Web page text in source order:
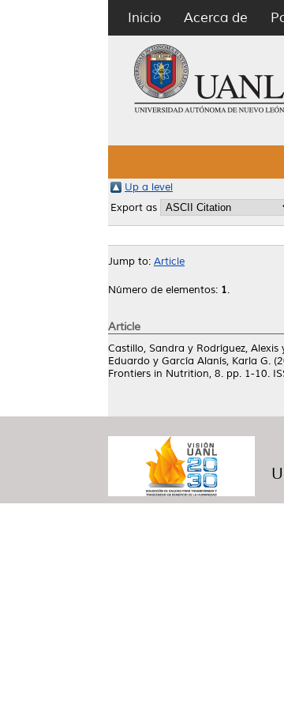
Inicio Acerca de
Up a level
Export as
Jump to: Article
Número de elementos: 1.
Article
Castillo, Sandra y Rodríguez, Alexis
Eduardo y García Alanís, Karla G.
Frontiers in Nutrition, 8. pp. 1-10.